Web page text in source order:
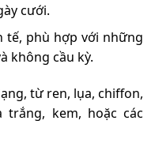
cưới.
tế, phù hợp với những
không cầu kỳ.
từ ren, lụa, chiffon,
kem, hoặc các